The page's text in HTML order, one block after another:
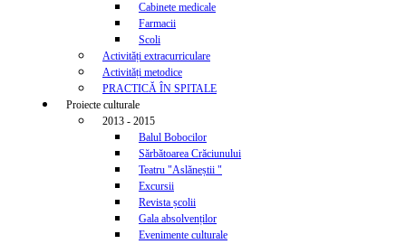
Cabinete medicale
Farmacii
Scoli
Activități extracurriculare
Activități metodice
PRACTICĂ ÎN SPITALE
Proiecte culturale
2013 - 2015
Balul Bobocilor
Sărbătoarea Crăciunului
Teatru "Aslăneștii "
Excursii
Revista școlii
Gala absolvenților
Evenimente culturale